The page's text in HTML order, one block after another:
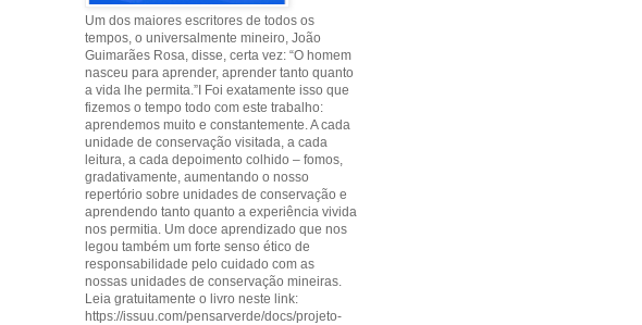
Um dos maiores escritores de todos os
tempos, o universalmente mineiro, João
Guimarães Rosa, disse, certa vez: “O homem
nasceu para aprender, aprender tanto quanto
a vida lhe permita.”I Foi exatamente isso que
fizemos o tempo todo com este trabalho:
aprendemos muito e constantemente. A cada
unidade de conservação visitada, a cada
leitura, a cada depoimento colhido – fomos,
gradativamente, aumentando o nosso
repertório sobre unidades de conservação e
aprendendo tanto quanto a experiência vivida
nos permitia. Um doce aprendizado que nos
legou também um forte senso ético de
responsabilidade pelo cuidado com as
nossas unidades de conservação mineiras.
Leia gratuitamente o livro neste link:
https://issuu.com/pensarverde/docs/projeto-